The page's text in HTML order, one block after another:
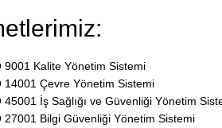
9001 Kalite Yönetim Sistemi
14001 Çevre Yönetim Sistemi
45001 İş Sağlığı ve Güvenliği Yönetim
27001 Bilgi Güvenliği Yönetim Sistemi